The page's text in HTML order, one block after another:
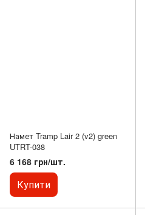
Намет Tramp Lair 2 (v2) green
UTRT-038
6 168 грн/шт.
Купити